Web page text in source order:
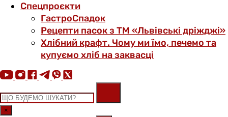
Спецпроєкти
ГастроСпадок
Рецепти пасок з ТМ «Львівські дріжджі»
Хлібний крафт. Чому ми їмо, печемо та
купуємо хліб на заквасці
×